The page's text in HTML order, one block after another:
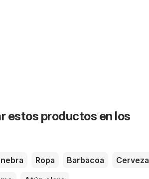
estos productos en los
Ropa Barbacoa
Cerveza